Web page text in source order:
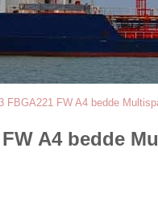
FBGA221 FW A4 bedde
FW A4 bedde